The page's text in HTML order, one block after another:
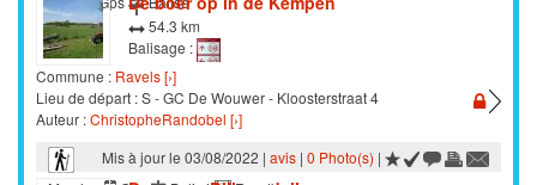
54.3 km
Balisage :
Commune : Ravels [›]
Lieu de départ : S - GC De Wouwer - Kloosterstraat 4
Auteur :ChristopheRandobel [›]
Mis à jour le 03/08/2022 | avis| 0 Photo(s) |